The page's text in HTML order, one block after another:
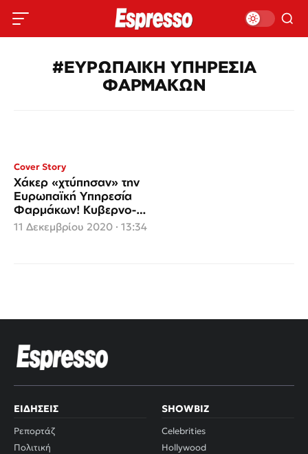
#ΕΥΡΩΠΑΙΚΗ ΥΠΗΡΕΣΙΑ
ΦΑΡΜΑΚΩΝ
Cover Story
Χάκερ «χτύπησαν» την
Ευρωπαϊκή Υπηρεσία
Φαρμάκων! Κυβερνο-
επιθέσεις από παντού
για το εμβόλιο του
11 Δεκεμβρίου 2020 · 13:34
ΕΙΔΉΣΕΙΣ
Ρεπορτάζ
Πολιτική
SHOWBIZ
Celebrities
Hollywood